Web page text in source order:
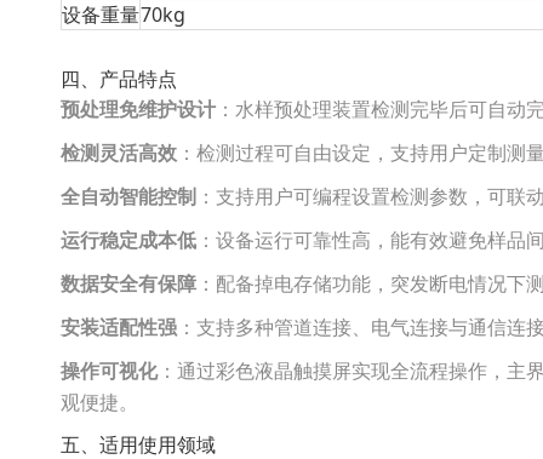
设备重量70kg
四、产品特点
预处理免维护设计 ：水样预处理装置检测完毕后可自
检测灵活高效 ：检测过程可自由设定，支持用户定制
全自动智能控制 ：支持用户可编程设置检测参数，可
运行稳定成本低 ：设备运行可靠性高，能有效避免样
数据安全有保障 ：配备掉电存储功能，突发断电情况下
安装适配性强 ：支持多种管道连接、电气连接与通信
操作可视化：通过彩色液晶触摸屏实现全流程操作，主
观便捷。
五、适用使用领域